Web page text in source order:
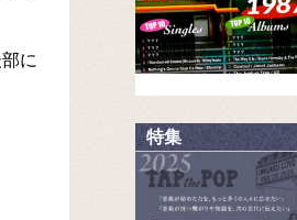
に
特集